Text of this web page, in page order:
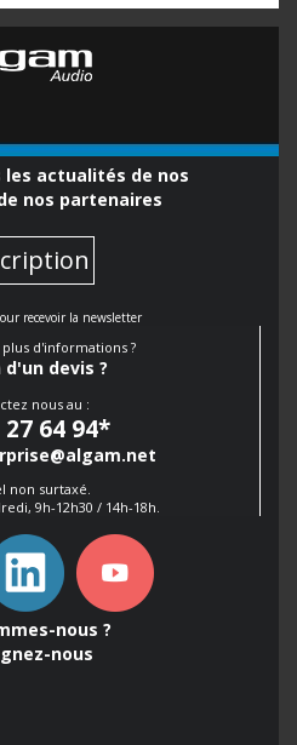
les actualités de nos
nos partenaires
recevoir la newsletter
d'informations ?
d'un devis ?
nous au :
27 64 94*
non surtaxé.
9h-12h30 / 14h-18h.
nous ?
nous